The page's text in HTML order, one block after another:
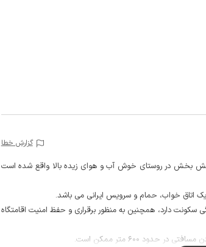
گزارش خطا
بخش در روستای خوش آب و هوای زیده بالا واقع شده است
اتاق خواب، حمام و سرویس ایرانی می باشد.
دارد، همچنین به منظور برقراری و حفظ امنیت اقامتگاه
حدود 600 متر ممکن است.